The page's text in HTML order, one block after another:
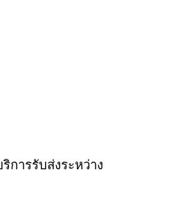
ารรับส่งระหว่าง